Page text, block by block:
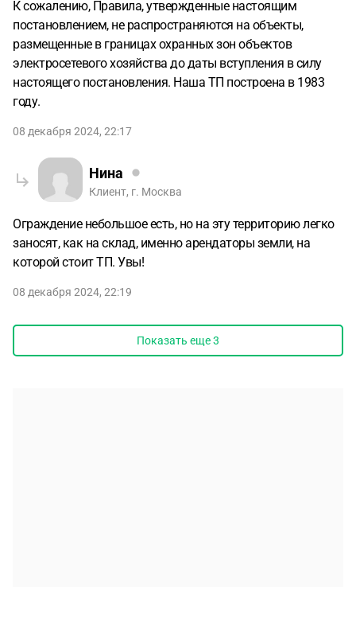
К сожалению, Правила, утвержденные настоящим
постановлением, не распространяются на объекты,
размещенные в границах охранных зон объектов
электросетевого хозяйства до даты вступления в силу
настоящего постановления. Наша ТП построена в 1983
году.
08 декабря 2024, 22:17
Нина
Клиент, г. Москва
Ограждение небольшое есть, но на эту территорию легко
заносят, как на склад, именно арендаторы земли, на
которой стоит ТП. Увы!
08 декабря 2024, 22:19
Показать еще3